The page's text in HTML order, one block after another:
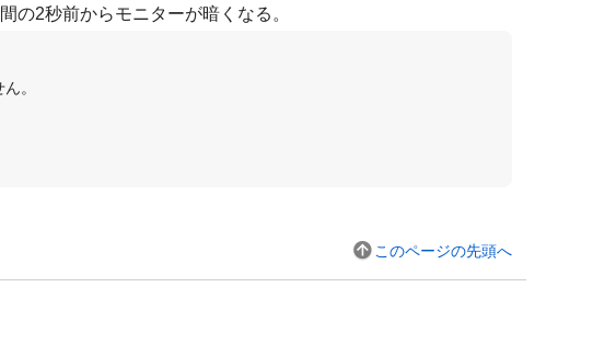
の2秒前からモニターが暗くなる。
。
このページの先頭へ